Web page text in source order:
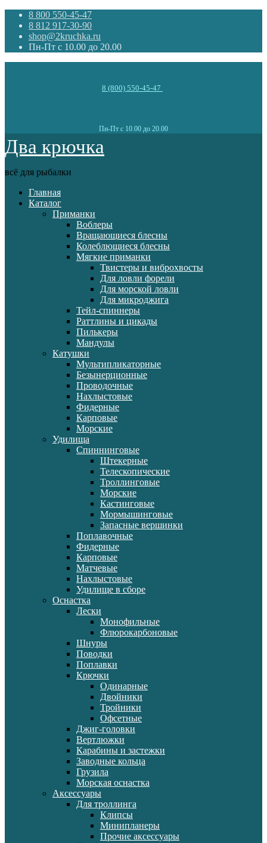
8 800 550-45-47
8 812 917-30-90
shop@2kruchka.ru
Пн-Пт с 10.00 до 20.00
8 (800) 550-45-47
Пн-Пт с 10.00 до 20.00
Два крючка
всё для рыбалки
Главная
Каталог
Приманки
Воблеры
Вращающиеся блесны
Колеблющиеся блесны
Мягкие приманки
Твистеры и виброхвосты
Для ловли форели
Для морской ловли
Для микроджига
Тейл-спиннеры
Раттлины и цикады
Пилькеры
Мандулы
Катушки
Мультипликаторные
Безынерционные
Проводочные
Нахлыстовые
Фидерные
Карповые
Морские
Удилища
Спиннинговые
Штекерные
Телескопические
Троллинговые
Морские
Кастинговые
Мормышинговые
Запасные вершинки
Поплавочные
Фидерные
Карповые
Матчевые
Нахлыстовые
Удилище в сборе
Оснастка
Лески
Монофильные
Флюрокарбоновые
Шнуры
Поводки
Поплавки
Крючки
Одинарные
Двойники
Тройники
Офсетные
Джиг-головки
Вертлюжки
Карабины и застежки
Заводные кольца
Грузила
Морская оснастка
Аксессуары
Для троллинга
Клипсы
Минипланеры
Прочие аксессуары